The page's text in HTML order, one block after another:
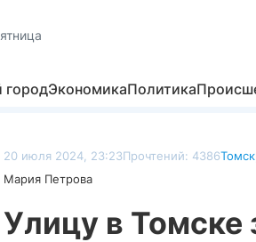
городЭкономикаПолитика
20 июля 2024, 23:23Прочтений: 4386Томск
Мария Петрова
Улицу в Томске